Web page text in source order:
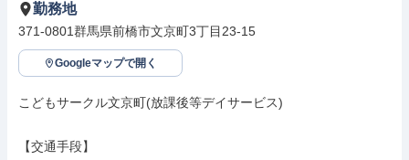
勤務地
371-0801群馬県前橋市文京町3丁目23-15
Googleマップで開く
こどもサークル文京町(放課後等デイサービス)
【交通手段】